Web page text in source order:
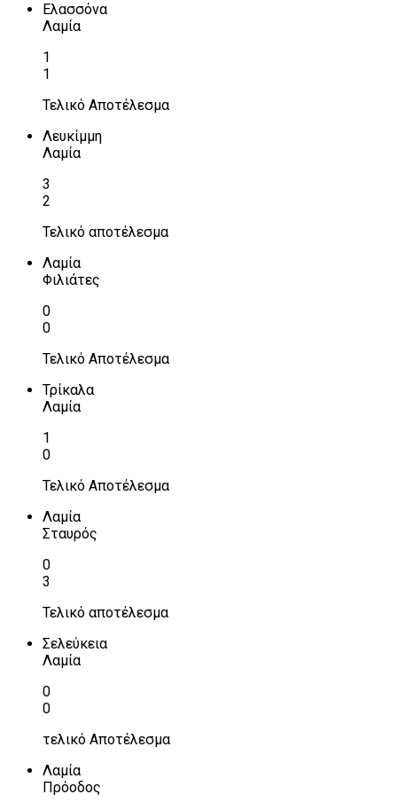
Ελασσόνα
Λαμία
1
1
Τελικό Αποτέλεσμα
Λευκίμμη
Λαμία
3
2
Τελικό αποτέλεσμα
Λαμία
Φιλιάτες
0
0
Τελικό Αποτέλεσμα
Τρίκαλα
Λαμία
1
0
Τελικό Αποτέλεσμα
Λαμία
Σταυρός
0
3
Τελικό αποτέλεσμα
Σελεύκεια
Λαμία
0
0
τελικό Αποτέλεσμα
Λαμία
Πρόοδος